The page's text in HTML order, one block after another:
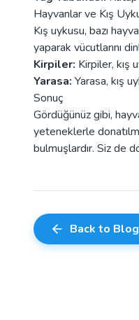
Hayvanlar ve Kış
Kış uykusu, bazı
yaparak vücutlarını
Kirpiler: Kirpiler, kış
Yarasa: Yarasa, kış
Sonuç
Gördüğünüz gibi,
yeteneklerle
bulmuşlardır. Siz de
Back to Blog